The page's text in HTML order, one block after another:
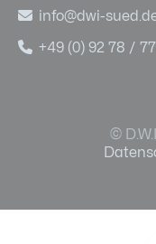
 info@dwi-
 +49 (0) 92 78 /
©